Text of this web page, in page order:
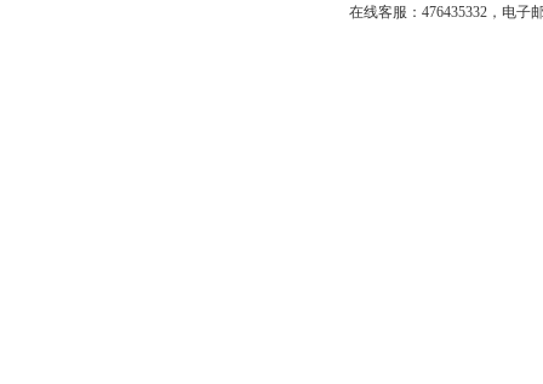
在线客服： 476435332， 电子